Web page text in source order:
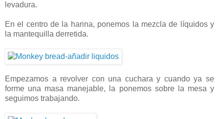
levadura.
En el centro de la harina, ponemos la mezcla de líquidos y
la mantequilla derretida.
Empezamos a revolver con una cuchara y cuando ya se
forme una masa manejable, la ponemos sobre la mesa y
seguimos trabajando.